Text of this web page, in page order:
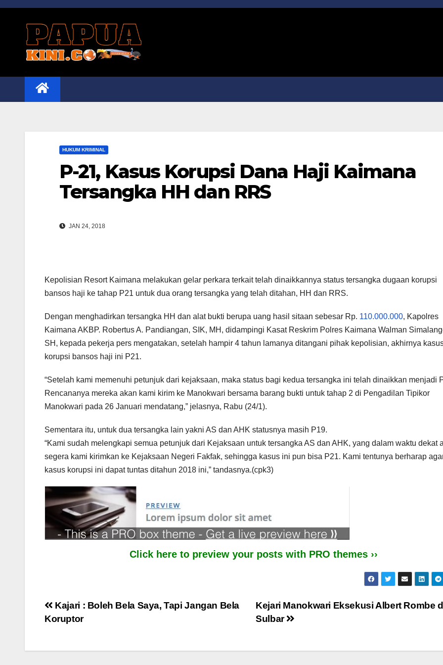
Skip
HUKUM KRIMINAL
P-21, Kasus Korupsi Dana Haji Kaimana
Tersangka HH dan RRS
JAN 24, 2018
Kepolisian Resort Kaimana melakukan gelar perkara terkait telah dinaikkannya status tersangka dugaan korupsi
bansos haji ke tahap P21 untuk dua orang tersangka yang telah ditahan, HH dan RRS.
Dengan menghadirkan tersangka HH dan alat bukti berupa uang hasil sitaan sebesar Rp. 110.000.000, Kapolres
Kaimana AKBP. Robertus A. Pandiangan, SIK, MH, didampingi Kasat Reskrim Polres Kaimana Walman
SH, kepada pekerja pers mengatakan, setelah hampir 4 tahun lamanya ditangani pihak kepolisian, akhirnya
korupsi bansos haji ini P21.
“Setelah kami memenuhi petunjuk dari kejaksaan, maka status bagi kedua tersangka ini telah dinaikkan menjadi
Rencananya mereka akan kami kirim ke Manokwari bersama barang bukti untuk tahap 2 di Pengadilan Tipikor
Manokwari pada 26 Januari mendatang,” jelasnya, Rabu (24/1).
Sementara itu, untuk dua tersangka lain yakni AS dan AHK statusnya masih P19.
“Kami sudah melengkapi semua petunjuk dari Kejaksaan untuk tersangka AS dan AHK, yang dalam waktu dekat
segera kami kirimkan ke Kejaksaan Negeri Fakfak, sehingga kasus ini pun bisa P21. Kami tentunya berharap
kasus korupsi ini dapat tuntas ditahun 2018 ini,” tandasnya.(cpk3)
Click here to preview your posts with PRO themes ››
Post
navigation
Kejari Manokwari Eksekusi Albert Rombe
Sulbar
Kajari : Boleh Bela Saya, Tapi Jangan Bela
Koruptor